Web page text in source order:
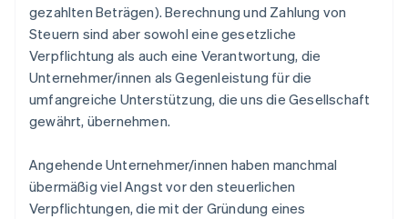
gezahlten Beträgen). Berechnung und Zahlung von
Steuern sind aber sowohl eine gesetzliche
Verpflichtung als auch eine Verantwortung, die
Unternehmer/innen als Gegenleistung für die
umfangreiche Unterstützung, die uns die Gesellschaft
gewährt, übernehmen.
Angehende Unternehmer/innen haben manchmal
übermäßig viel Angst vor den steuerlichen
Verpflichtungen, die mit der Gründung eines